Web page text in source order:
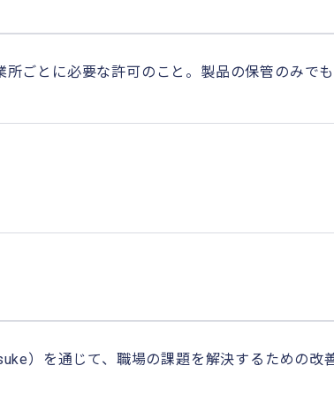
ごとに必要な許可のこと。製品の保管のみで
）を通じて、職場の課題を解決するための改